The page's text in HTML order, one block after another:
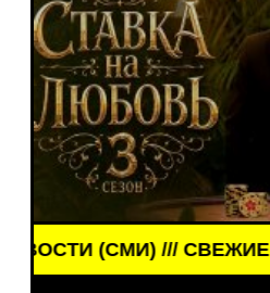
СВЕЖИЕ НОВОСТИ ///